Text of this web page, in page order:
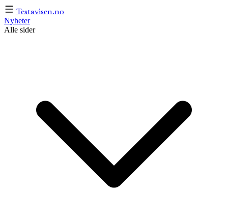
Testavisen.no
Nyheter
Alle sider